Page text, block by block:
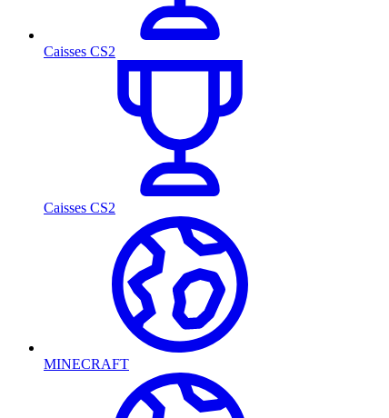
Caisses CS2
Caisses CS2
MINECRAFT